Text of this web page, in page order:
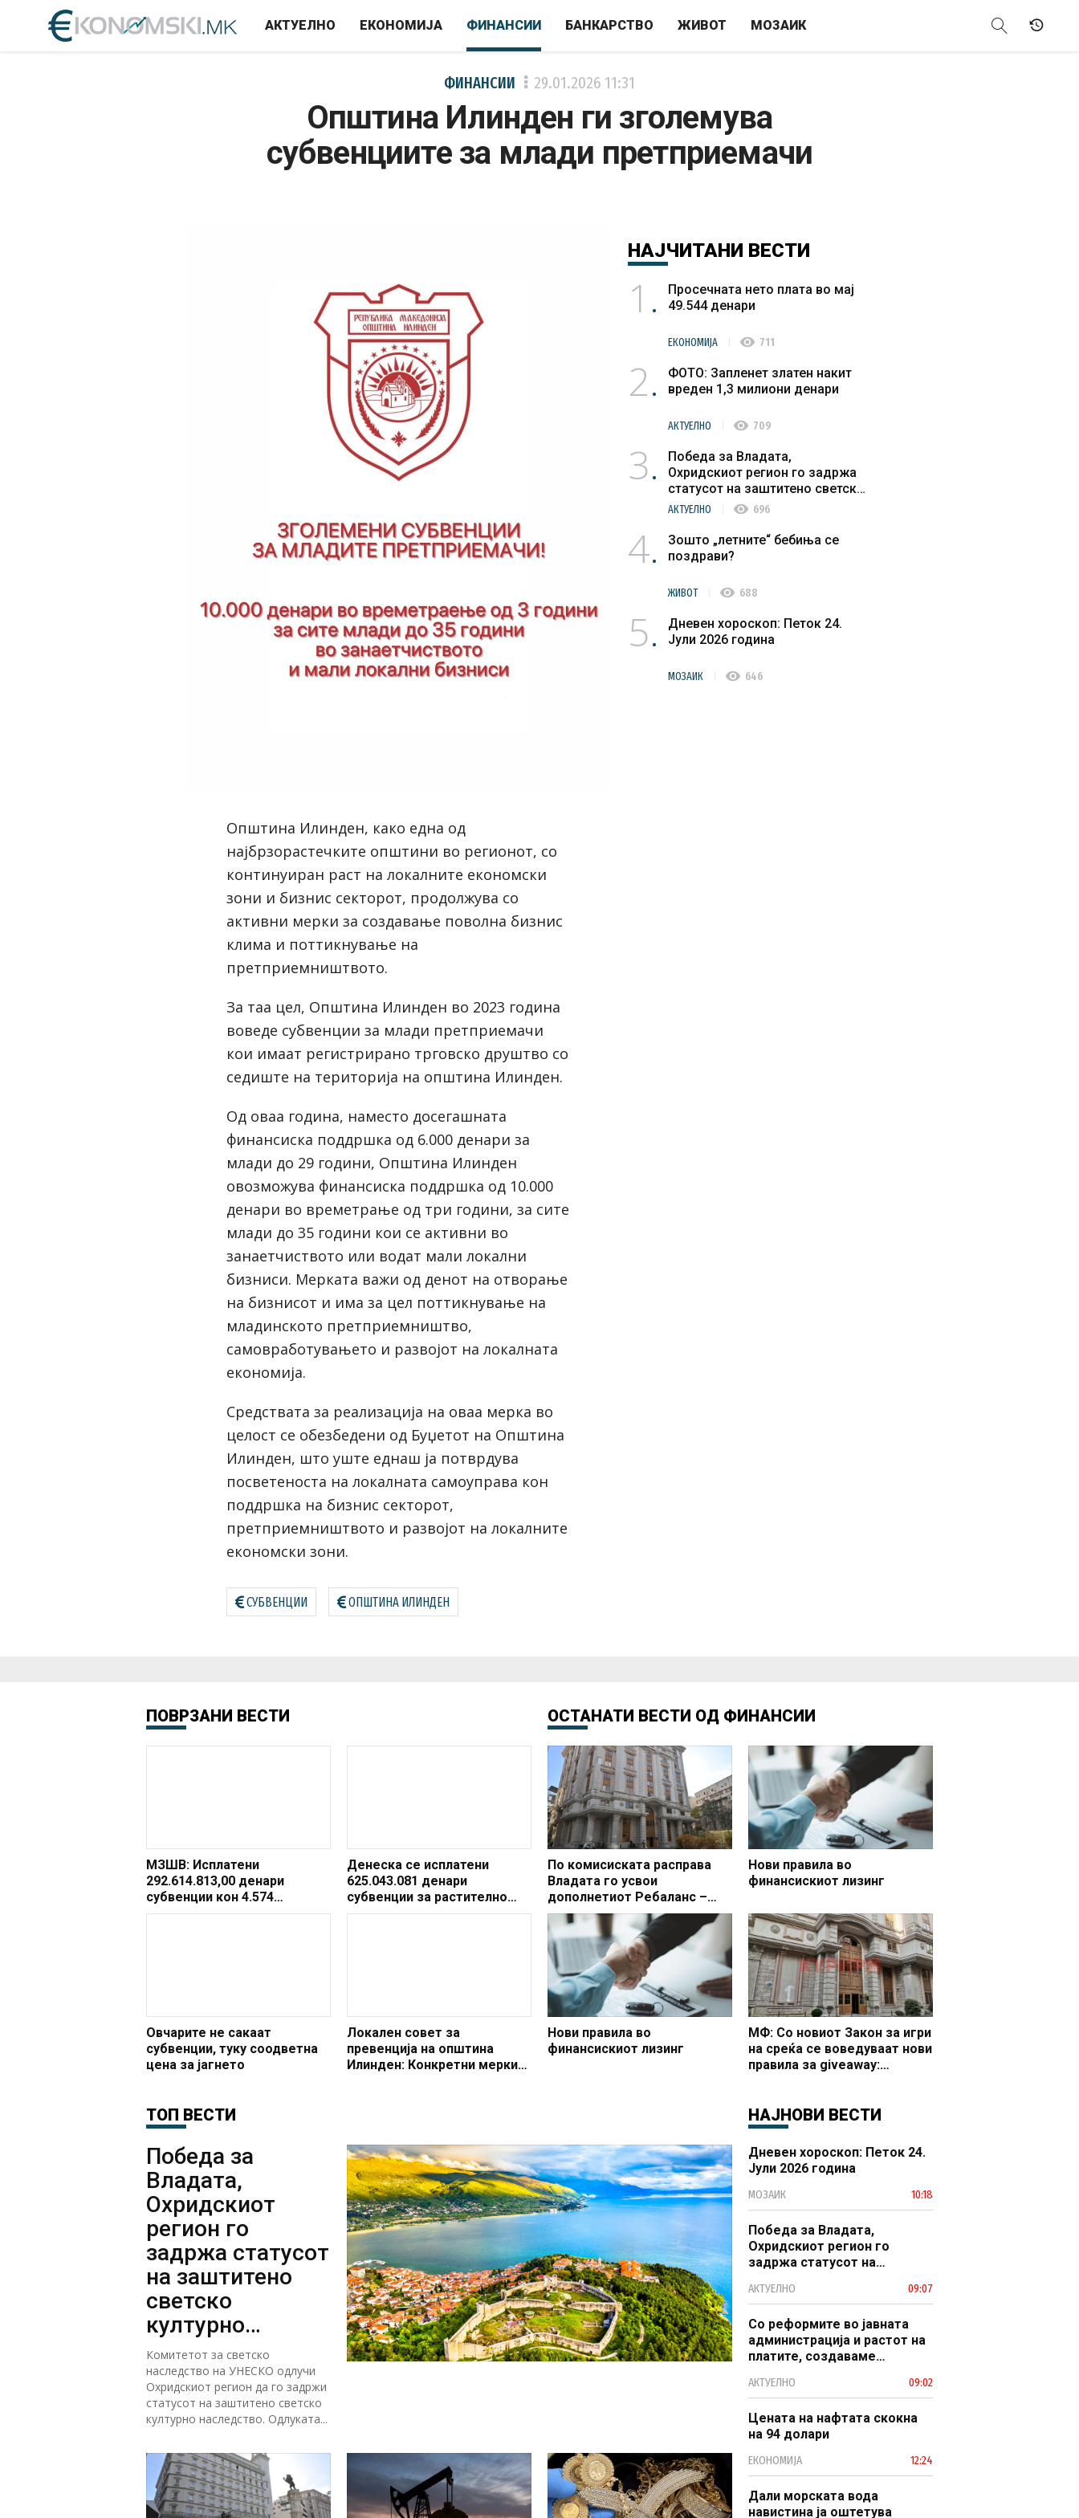
АКТУЕЛНО ЕКОНОМИЈА ФИНАНСИИ БАНКАРСТВО ЖИВОТ МОЗАИК
ФИНАНСИИ 29.01.2026 11:31
Општина Илинден ги зголемува
субвенциите за млади претприемачи
Општина Илинден, како една од
најбрзорастечките општини во регионот, со
континуиран раст на локалните економски
зони и бизнис секторот, продолжува со
активни мерки за создавање поволна бизнис
клима и поттикнување на
претприемништвото.
За таа цел, Општина Илинден во 2023 година
воведе субвенции за млади претприемачи
кои имаат регистрирано трговско друштво со
седиште на територија на општина Илинден.
Од оваа година, наместо досегашната
финансиска поддршка од 6.000 денари за
млади до 29 години, Општина Илинден
овозможува финансиска поддршка од 10.000
денари во времетрање од три години, за сите
млади до 35 години кои се активни во
занаетчиството или водат мали локални
бизниси. Мерката важи од денот на отворање
на бизнисот и има за цел поттикнување на
младинското претприемништво,
самовработувањето и развојот на локалната
економија.
Средствата за реализација на оваа мерка во
целост се обезбедени од Буџетот на Општина
Илинден, што уште еднаш ја потврдува
посветеноста на локалната самоуправа кон
поддршка на бизнис секторот,
претприемништвото и развојот на локалните
економски зони.
СУБВЕНЦИИ ОПШТИНА ИЛИНДЕН
НАЈЧИТАНИ ВЕСТИ
1
Просечната нето плата во мај
49.544 денари
ЕКОНОМИЈА visibility 711
2
ФОТО: Запленет златен накит
вреден 1,3 милиони денари
АКТУЕЛНО visibility 709
3
Победа за Владата,
Охридскиот регион го задржа
статусот на заштитено светско
културно наследство
АКТУЕЛНО visibility 696
4
Зошто „летните“ бебиња се
поздрави?
ЖИВОТ visibility 688
5
Дневен хороскоп: Петок 24.
Јули 2026 година
МОЗАИК visibility 646
ПОВРЗАНИ ВЕСТИ
МЗШВ: Исплатени
292.614.813,00 денари
субвенции кон 4.574
млекопроизводители
Денеска се исплатени
625.043.081 денари
субвенции за растително
производство од
Овчарите не сакаат
субвенции, туку соодветна
цена за јагнето
Локален совет за
превенција на општина
Илинден: Конкретни мерки
ОСТАНАТИ ВЕСТИ ОД ФИНАНСИИ
По комисиската расправа
Владата го усвои
дополнетиот Ребаланс –
обезбедени средства и за
поддршка на земјоделките и
жртвите на семејно и
родово насилство
Нови правила во
финансискиот лизинг
Нови правила во
финансискиот лизинг
МФ: Со новиот Закон за игри
на среќа се воведуваат нови
правила за giveaway:
организирање
ТОП ВЕСТИ
Победа за
Владата,
Охридскиот
регион го
задржа статусот
на заштитено
светско
културно
наследство
Комитетот за светско
наследство на УНЕСКО одлучи
Охридскиот регион да го задржи
статусот на заштитено светско
културно наследство. Одлуката...
НАЈНОВИ ВЕСТИ
Дневен хороскоп: Петок 24.
Јули 2026 година
МОЗАИК 10:18
Победа за Владата,
Охридскиот регион го
задржа статусот на
наследство
АКТУЕЛНО 09:07
Со реформите во јавната
администрација и растот на
платите, создаваме
модерен јавен сектор
АКТУЕЛНО 09:02
Цената на нафтата скокна
на 94 долари
ЕКОНОМИЈА 12:24
Дали морската вода
навистина ја оштетува